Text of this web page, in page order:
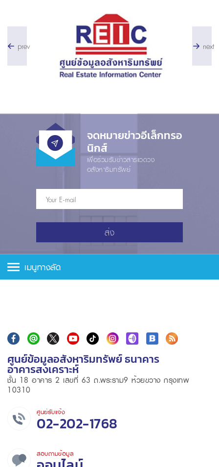
prev next
จดหมายข่าวอีเล็กทรอ
นิกส์
เพื่อร่วมรับข่าวสารแวดวง
อสังหาริมทรัพย์
ส่ง
เมนูทางลัด
ศูนย์ข้อมูลอสังหาริมทรัพย์ ธนาคาร
อาคารสงเคราะห์
ชั้น 18 อาคาร 2 เลขที่ 63 ถ.พระราม9 ห้วยขวาง กรุงเทพ
10310
ศูนย์รับแจ้ง
02-202-1768
สอบถามข้อมูล